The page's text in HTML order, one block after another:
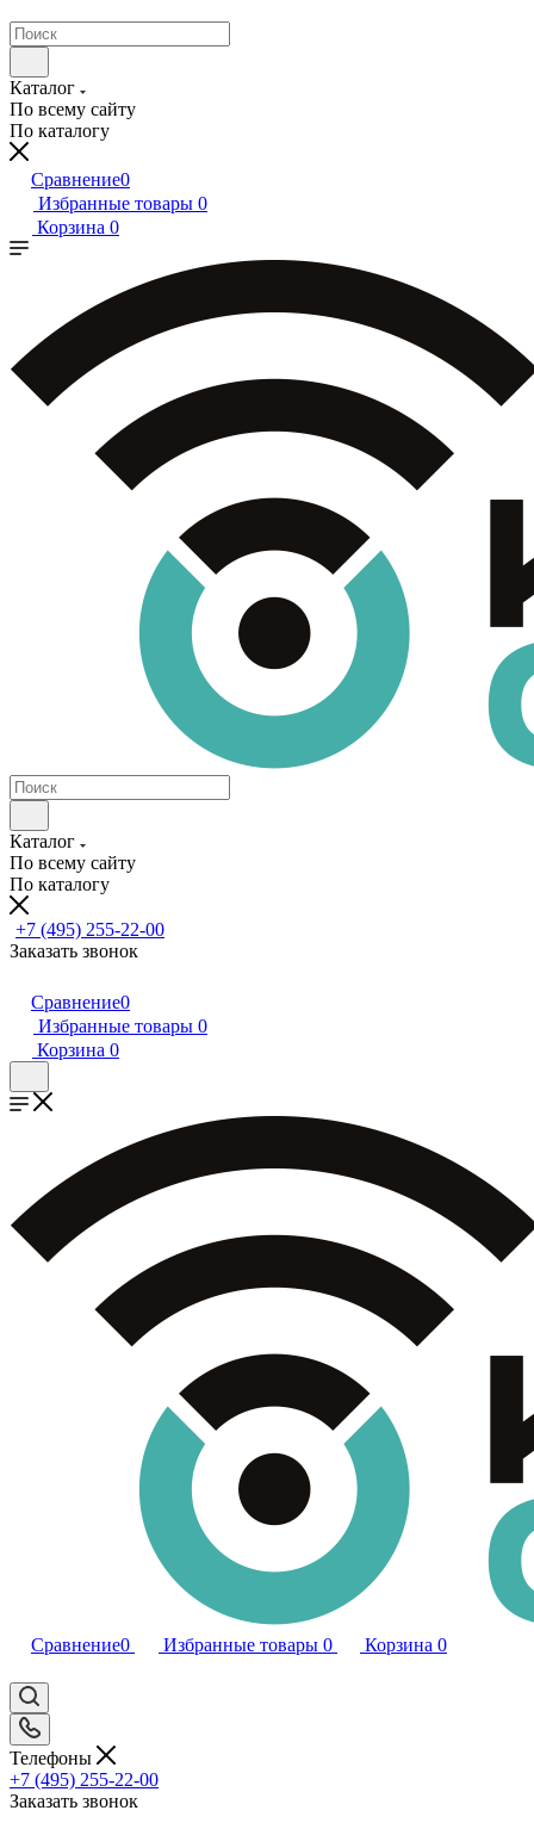
Каталог
По всему сайту
По каталогу
Сравнение0
Избранные товары 0
Корзина 0
Каталог
По всему сайту
По каталогу
+7 (495) 255-22-00
Заказать звонок
Сравнение0
Избранные товары 0
Корзина 0
Сравнение0 Избранные товары 0 Корзина 0
Телефоны
+7 (495) 255-22-00
Заказать звонок